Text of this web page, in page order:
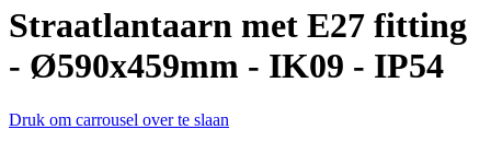
Straatlantaarn met E27 fitting
- Ø590x459mm - IK09 - IP54
Druk om carrousel over te slaan